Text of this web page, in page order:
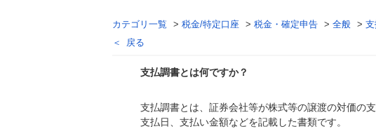
カテゴリ一覧 > 税金/特定口座 > 税金・確定申告 > 全般 >
戻る
支払調書とは何ですか？
回答
支払調書とは、証券会社等が株式等の譲渡の対価の
支払日、支払い金額などを記載した書類です。